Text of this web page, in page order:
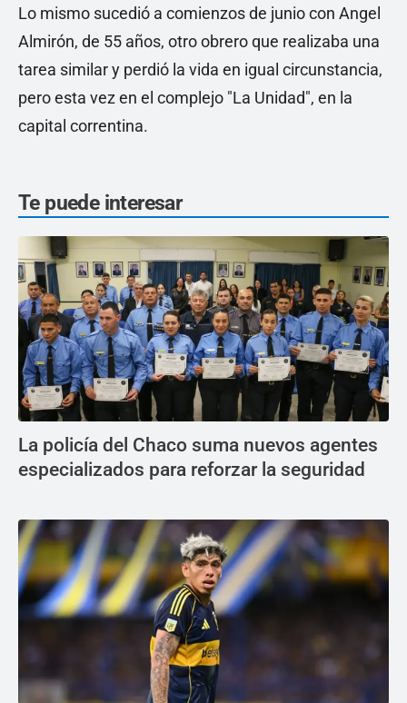
Lo mismo sucedió a comienzos de junio con Angel
Almirón, de 55 años, otro obrero que realizaba una
tarea similar y perdió la vida en igual circunstancia,
pero esta vez en el complejo "La Unidad", en la
capital correntina.
Te puede interesar
La policía del Chaco suma nuevos agentes
especializados para reforzar la seguridad